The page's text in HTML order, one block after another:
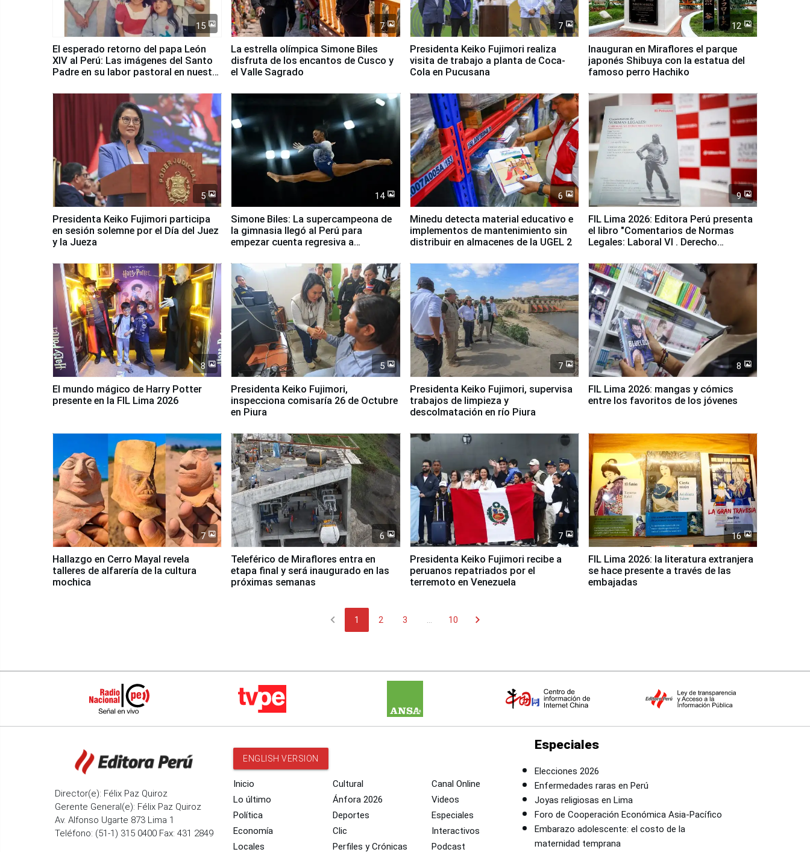
15
El esperado retorno del papa León
XIV al Perú: Las imágenes del Santo
Padre en su labor pastoral en nuestro
7
La estrella olímpica Simone Biles
disfruta de los encantos de Cusco y
el Valle Sagrado
7
Presidenta Keiko Fujimori realiza
visita de trabajo a planta de Coca-
Cola en Pucusana
12
Inauguran en Miraflores el parque
japonés Shibuya con la estatua del
famoso perro Hachiko
5
Presidenta Keiko Fujimori participa
en sesión solemne por el Día del Juez
y la Jueza
14
Simone Biles: La supercampeona de
la gimnasia llegó al Perú para
empezar cuenta regresiva a
6
Minedu detecta material educativo e
implementos de mantenimiento sin
distribuir en almacenes de la UGEL 2
9
FIL Lima 2026: Editora Perú presenta
el libro "Comentarios de Normas
Legales: Laboral Vl . Derecho
8
El mundo mágico de Harry Potter
presente en la FIL Lima 2026
5
Presidenta Keiko Fujimori,
inspecciona comisaría 26 de Octubre
en Piura
7
Presidenta Keiko Fujimori, supervisa
trabajos de limpieza y
descolmatación en río Piura
8
FIL Lima 2026: mangas y cómics
entre los favoritos de los jóvenes
7
Hallazgo en Cerro Mayal revela
talleres de alfarería de la cultura
mochica
6
Teleférico de Miraflores entra en
etapa final y será inaugurado en las
próximas semanas
7
Presidenta Keiko Fujimori recibe a
peruanos repatriados por el
terremoto en Venezuela
16
FIL Lima 2026: la literatura extranjera
se hace presente a través de las
embajadas
chevron_left 1 2 3 10 chevron_right
Director(e): Félix Paz Quiroz
Gerente General(e): Félix Paz Quiroz
Av. Alfonso Ugarte 873 Lima 1
Teléfono: (51-1) 315 0400 Fax: 431 2849
ENGLISH VERSION
Inicio
Lo último
Política
Economía
Locales
Cultural
Ánfora 2026
Deportes
Clic
Perfiles y Crónicas
Canal Online
Videos
Especiales
Interactivos
Podcast
Especiales
Elecciones 2026
Enfermedades raras en Perú
Joyas religiosas en Lima
Foro de Cooperación Económica Asia-Pacífico
Embarazo adolescente: el costo de la
maternidad temprana